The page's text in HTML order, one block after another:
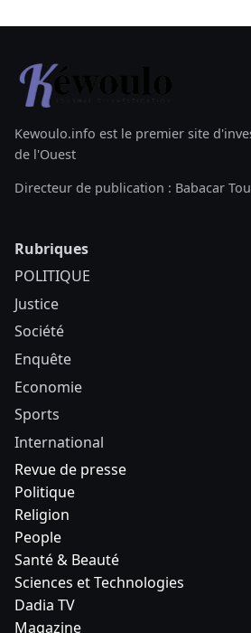
Kewoulo.info est le premier site
de l'Ouest
Directeur de publication : Babacar
Rubriques
POLITIQUE
Justice
Société
Enquête
Economie
Sports
International
Revue de presse
Politique
Religion
People
Santé & Beauté
Sciences et Technologies
Dadia TV
Magazine